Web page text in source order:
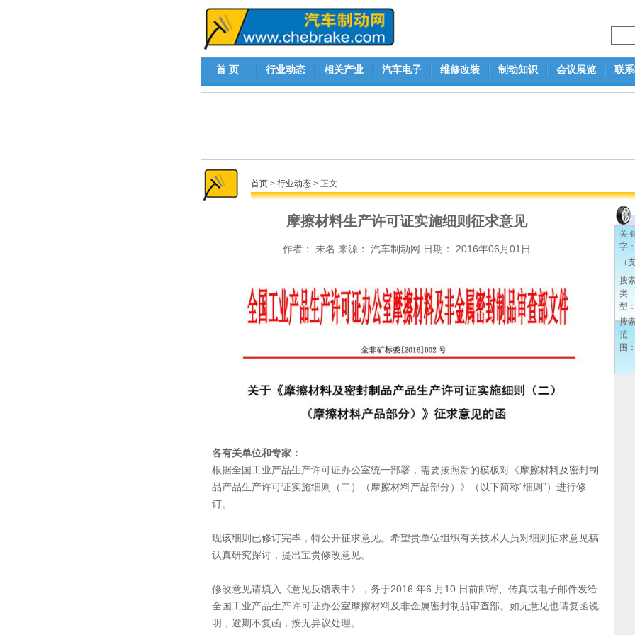
首 页 行业动态 相关产业 汽车电子 维修改装 制动知识 会议展览 联
首页 > 行业动态 > 正文
摩擦材料生产许可证实施细则征求意见
作者： 未名 来源： 汽车制动网 日期： 2016年06月01日
各有关单位和专家：
根据全国工业产品生产许可证办公室统一部署，需要按照新的模板对《摩擦材料及密封制
品产品生产许可证实施细则（二）（摩擦材料产品部分）》（以下简称“细则”）进行修
订。
现该细则已修订完毕，特公开征求意见。希望贵单位组织有关技术人员对细则征求意见稿
认真研究探讨，提出宝贵修改意见。
修改意见请填入《意见反馈表中》，务于2016 年6 月10 日前邮寄、传真或电子邮件发给
全国工业产品生产许可证办公室摩擦材料及非金属密封制品审查部。如无意见也请复函说
明，逾期不复函，按无异议处理。
关
字
（
搜
类
型
搜
范
围